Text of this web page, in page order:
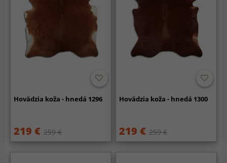
Hovädzia koža - hnedá 1296
219 € 259 €
Hovädzia koža - hnedá 1300
219 € 259 €